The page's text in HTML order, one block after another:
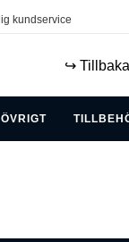
kundservice
↪️
ÖVRIGT